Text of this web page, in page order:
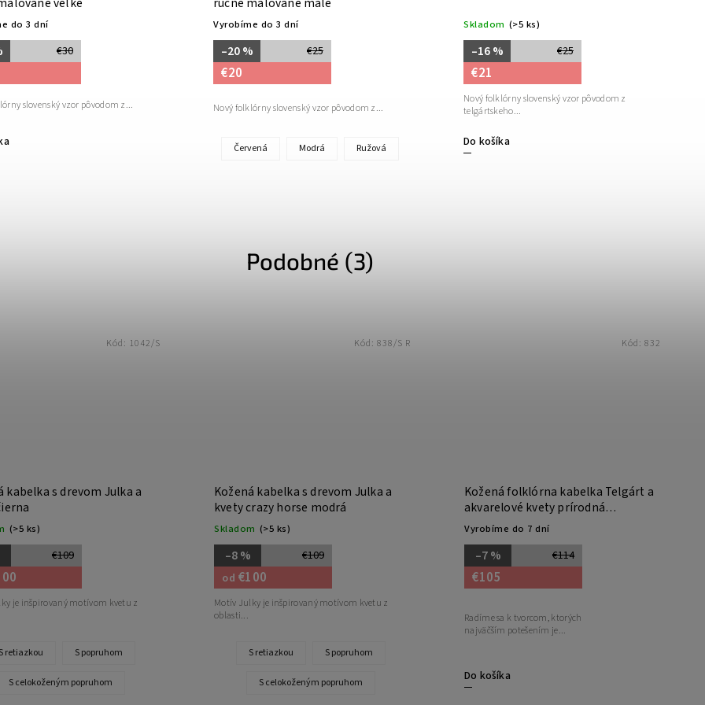
do 3 dní
€30
slovenský vzor pôvodom z...
Vyrobíme do 3 dní
€25
–20 %
€20
Nový folklórny slovenský vzor pôvodom z...
Červená Modrá Ružová
Skladom (>5 ks)
€25
–16 %
€21
Do košíka
Nový folklórny slovenský vzor pôvodom z
telgártskeho...
Podobné (3)
kabelka s drevom Julka a
(>5 ks)
€109
je inšpirovaný motívom kvetu z
S retiazkou S popruhom
S celokoženým popruhom
Kód: 1042/S
Kožená kabelka s drevom Julka a
kvety crazy horse modrá
Skladom (>5 ks)
€109
–8 %
od €100
Motív Julky je inšpirovaný motívom kvetu z
oblasti...
S retiazkou S popruhom
S celokoženým popruhom
Kód: 838/S R
Kožená folklórna kabelka Telgárt a
akvarelové kvety prírodná
hladenica
Vyrobíme do 7 dní
€114
–7 %
€105
Do košíka
Radíme sa k tvorcom, ktorých
najväčším potešením je...
Kód: 832